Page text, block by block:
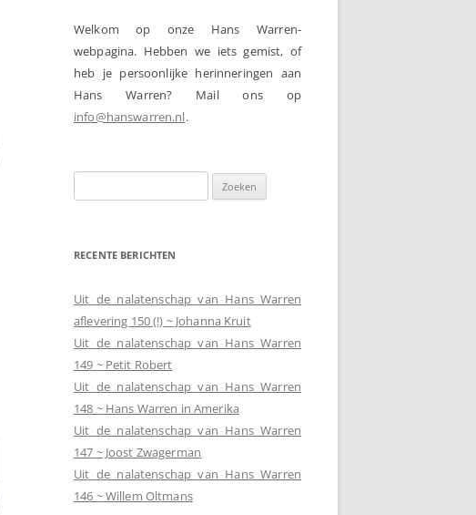
Welkom op onze Hans Warren-
webpagina. Hebben we iets gemist, of
heb je persoonlijke herinneringen aan
Hans Warren? Mail ons op
info@hanswarren.nl.
naar:
RECENTE BERICHTEN
Uit de nalatenschap van Hans Warren
aflevering 150 (!) ~ Johanna Kruit
Uit de nalatenschap van Hans Warren
149 ~ Petit Robert
Uit de nalatenschap van Hans Warren
148 ~ Hans Warren in Amerika
Uit de nalatenschap van Hans Warren
147 ~ Joost Zwagerman
Uit de nalatenschap van Hans Warren
146 ~ Willem Oltmans